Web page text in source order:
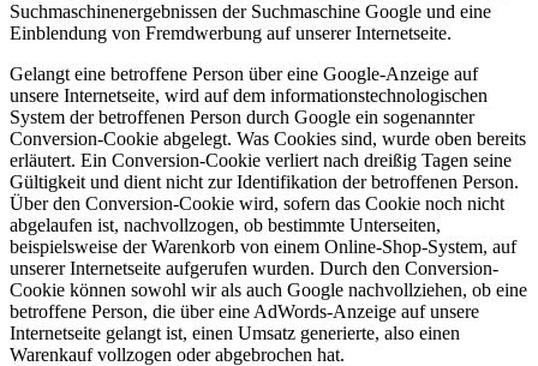
Suchmaschinenergebnissen der Suchmaschine Google und eine
Einblendung von Fremdwerbung auf unserer Internetseite.
Gelangt eine betroffene Person über eine Google-Anzeige auf
unsere Internetseite, wird auf dem informationstechnologischen
System der betroffenen Person durch Google ein sogenannter
Conversion-Cookie abgelegt. Was Cookies sind, wurde oben bereits
erläutert. Ein Conversion-Cookie verliert nach dreißig Tagen seine
Gültigkeit und dient nicht zur Identifikation der betroffenen Person.
Über den Conversion-Cookie wird, sofern das Cookie noch nicht
abgelaufen ist, nachvollzogen, ob bestimmte Unterseiten,
beispielsweise der Warenkorb von einem Online-Shop-System, auf
unserer Internetseite aufgerufen wurden. Durch den Conversion-
Cookie können sowohl wir als auch Google nachvollziehen, ob eine
betroffene Person, die über eine AdWords-Anzeige auf unsere
Internetseite gelangt ist, einen Umsatz generierte, also einen
Warenkauf vollzogen oder abgebrochen hat.